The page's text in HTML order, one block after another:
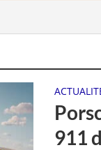
911